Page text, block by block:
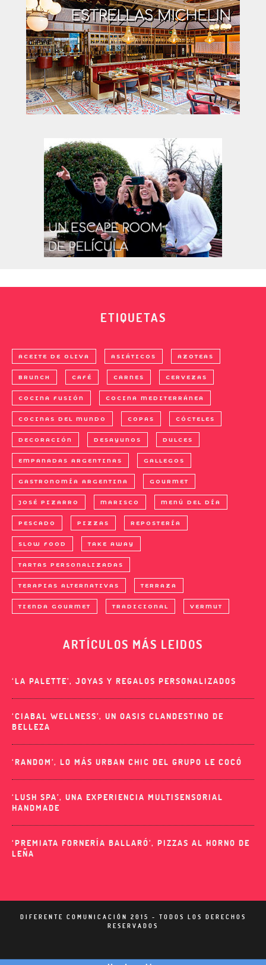
ETIQUETAS
ACEITE DE OLIVA ASIÁTICOS AZOTEAS
BRUNCH CAFÉ CARNES CERVEZAS
COCINA FUSIÓN COCINA MEDITERRÁNEA
COCINAS DEL MUNDO COPAS CÓCTELES
DECORACIÓN DESAYUNOS DULCES
EMPANADAS ARGENTINAS GALLEGOS
GASTRONOMÍA ARGENTINA GOURMET
JOSÉ PIZARRO MARISCO MENÚ DEL DÍA
PESCADO PIZZAS REPOSTERÍA
SLOW FOOD TAKE AWAY
TARTAS PERSONALIZADAS
TERAPIAS ALTERNATIVAS TERRAZA
TIENDA GOURMET TRADICIONAL VERMUT
ARTÍCULOS MÁS LEIDOS
‘LA PALETTE’, JOYAS Y REGALOS PERSONALIZADOS
‘CIABAL WELLNESS’, UN OASIS CLANDESTINO DE
BELLEZA
‘RANDOM’, LO MÁS URBAN CHIC DEL GRUPO LE COCÓ
‘LUSH SPA’, UNA EXPERIENCIA MULTISENSORIAL
HANDMADE
‘PREMIATA FORNERÍA BALLARÓ’, PIZZAS AL HORNO DE
LEÑA
DIFERENTE COMUNICACIÓN 2015 - TODOS LOS DERECHOS
RESERVADOS